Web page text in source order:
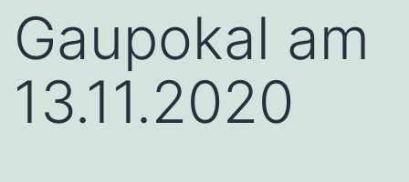
Gaupokal am
13.11.2020